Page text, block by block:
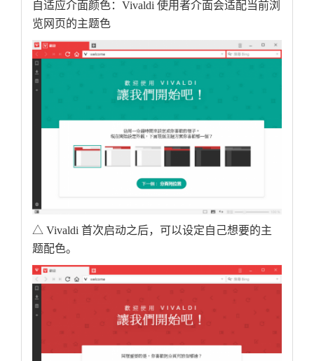
自适应介面颜色：Vivaldi 使用者介面会适配当前浏
览网页的主题色
△ Vivaldi 首次启动之后，可以设定自己想要的主
题配色。